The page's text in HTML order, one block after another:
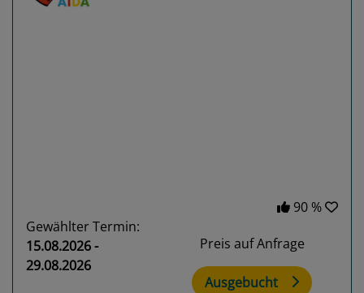
90 %
Gewählter Termin:
15.08.2026 -
29.08.2026
Preis auf Anfrage
Ausgebucht